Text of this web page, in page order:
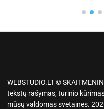
WEBSTUDIO.LT ©
tekstų rašymas, turinio
mūsų valdomas svetaines.